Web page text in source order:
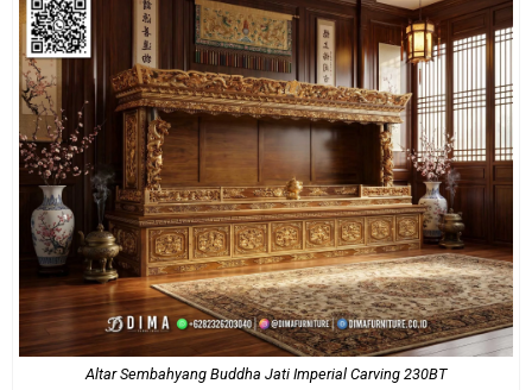
Altar Sembahyang Buddha Jati Imperial Carving 230BT